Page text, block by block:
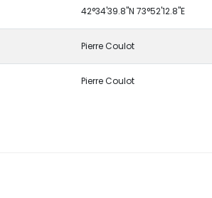
42°34'39.8"N 73°52'12.8"E
Pierre Coulot
Pierre Coulot